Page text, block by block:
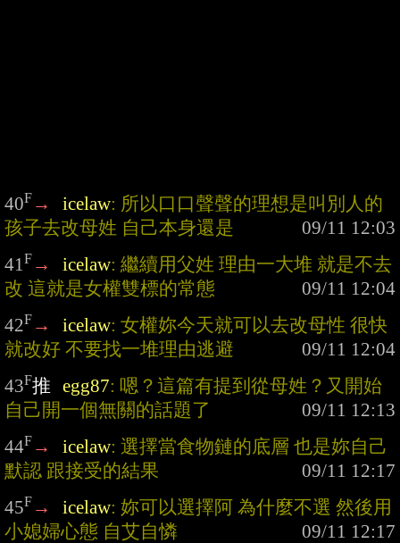
40F → icelaw: 所以口口聲聲的理想是叫別人的
孩子去改母姓 自己本身還是
41F → icelaw: 繼續用父姓 理由一大堆 就是不去
改 這就是女權雙標的常態
42F → icelaw: 女權妳今天就可以去改母性 很快
就改好 不要找一堆理由逃避
43F推 egg87: 嗯？這篇有提到從母姓？又開始
自己開一個無關的話題了
44F → icelaw: 選擇當食物鏈的底層 也是妳自己
默認 跟接受的結果
45F → icelaw: 妳可以選擇阿 為什麼不選 然後用
小媳婦心態 自艾自憐